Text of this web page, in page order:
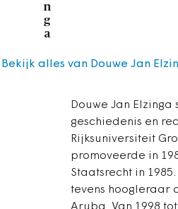
n
g
a
Douwe Jan Elzinga
geschiedenis en
Rijksuniversiteit
promoveerde in
Staatsrecht in
tevens hoogleraar
Bekijk alles van Douwe Jan